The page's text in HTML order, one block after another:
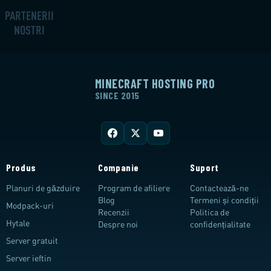
PARTENERII
NOȘTRI
MINECRAFT HOSTING PRO
SINCE 2015
Produs
Planuri de găzduire
Modpack-uri
Hytale
Server gratuit
Server ieftin
Companie
Program de afiliere
Blog
Recenzii
Despre noi
Suport
Contactează-ne
Termeni și condiții
Politica de
confidențialitate